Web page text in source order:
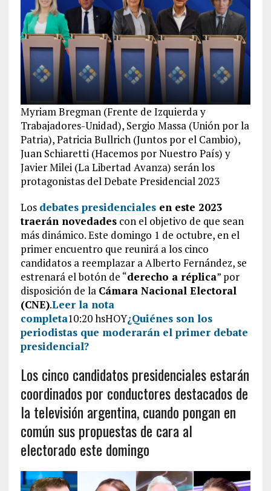
Myriam Bregman (Frente de Izquierda y
Trabajadores-Unidad), Sergio Massa (Unión por la
Patria), Patricia Bullrich (Juntos por el Cambio),
Juan Schiaretti (Hacemos por Nuestro País) y
Javier Milei (La Libertad Avanza) serán los
protagonistas del Debate Presidencial 2023
Los debates presidenciales en este 2023
traerán novedadescon el objetivo de que sean
más dinámico. Este domingo 1 de octubre, en el
primer encuentro que reunirá a los cinco
candidatos a reemplazar a Alberto Fernández, se
estrenará el botón de “derecho a réplica” por
disposición de la Cámara Nacional Electoral
(CNE).Leer la nota
completa10:20 hsHOY¿Quiénes son los
periodistas que moderarán el primer debate
presidencial?
Los cinco candidatos presidenciales estarán
coordinados por conductores destacados de
la televisión argentina, cuando pongan en
común sus propuestas de cara al
electorado este domingo